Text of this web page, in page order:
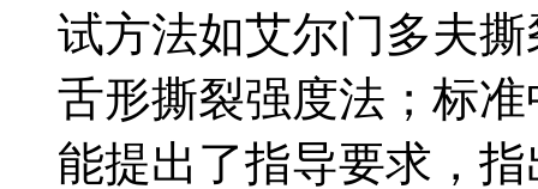
试方法如艾尔门多夫
舌形撕裂强度法；标
能提出了指导要求，